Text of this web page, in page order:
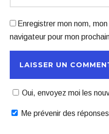
Enregistrer mon nom,
navigateur pour mon
Oui, envoyez moi les
Me prévenir des